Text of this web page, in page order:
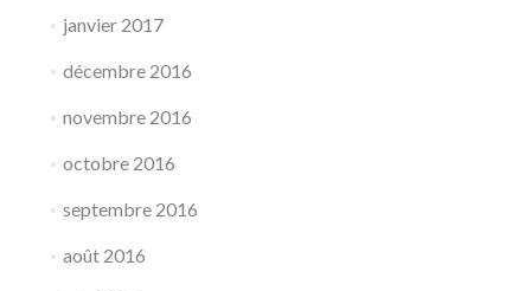
janvier 2017
décembre 2016
novembre 2016
octobre 2016
septembre 2016
août 2016